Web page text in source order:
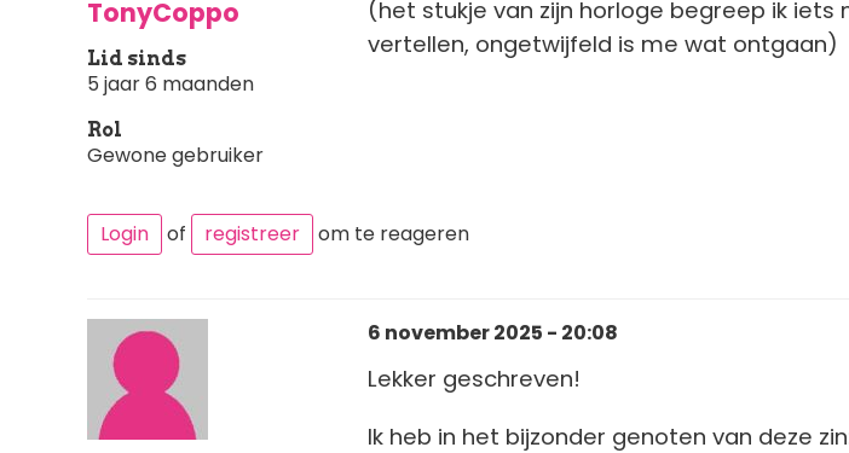
TonyCoppo
Lid sinds
5 jaar 6 maanden
Rol
Gewone gebruiker
(het stukje van zijn horloge begreep ik iets
vertellen, ongetwijfeld is me wat ontgaan)
Login of registreer om te reageren
6 november 2025 - 20:08
Lekker geschreven!
Ik heb in het bijzonder genoten van deze